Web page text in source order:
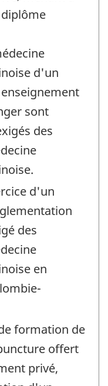
d'un
sont
des
d'un
des
en
formation de
offert
privé,